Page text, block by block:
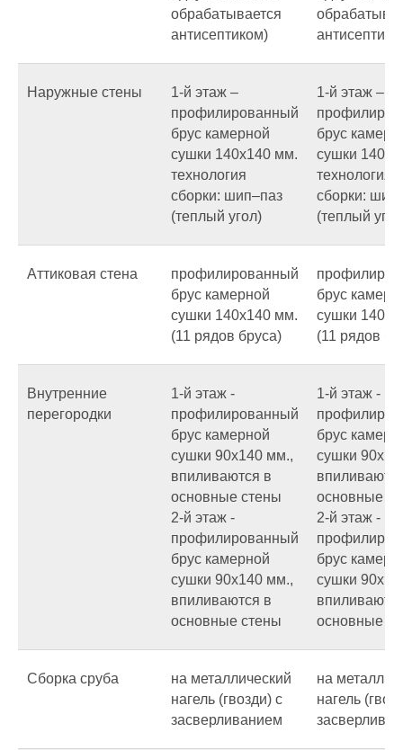
обрабатывается
антисептиком)
Наружные стены
1-й этаж –
профилированный
брус камерной
сушки 140х140 мм.
технология
сборки: шип–паз
(теплый угол)
1-й этаж –
брус
сушки
технология
сборки:
(теплый
Аттиковая стена
профилированный
брус камерной
сушки 140х140 мм.
(11 рядов бруса)
брус
сушки
(11 рядов
Внутренние
перегородки
1-й этаж -
профилированный
брус камерной
сушки 90х140 мм.,
впиливаются в
основные стены
2-й этаж -
профилированный
брус камерной
сушки 90х140 мм.,
впиливаются в
основные стены
1-й этаж -
брус
сушки
основные
2-й этаж -
брус
сушки
основные
Сборка сруба
на металлический
нагель (гвозди) с
засверливанием
на
нагель